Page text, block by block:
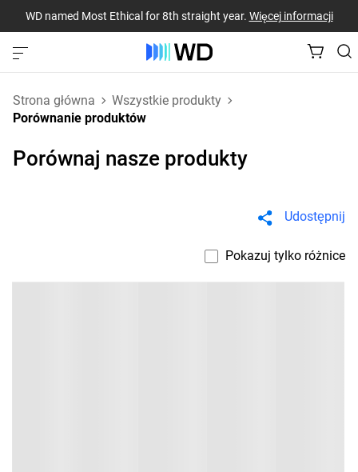
WD named Most Ethical for 8th straight year. Więcej informacji
Strona główna
Wszystkie produkty
Porównanie produktów
Porównaj nasze produkty
Udostępnij
Pokazuj tylko różnice